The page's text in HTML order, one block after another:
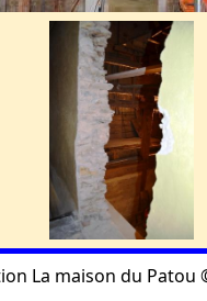
La maison du Patou